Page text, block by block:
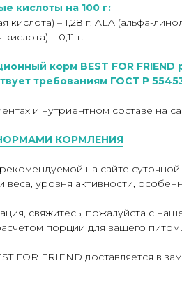
кислоты на 100 г:
кислота) – 1,28 г, ALA (альфа-
– 0,11 г.
корм BEST FOR
требованиям ГОСТ Р
и нутриентном составе на
КОРМЛЕНИЯ
на сайте
веса, уровня активности,
свяжитесь, пожалуйста с
порции для вашего
FOR FRIEND доставляется в